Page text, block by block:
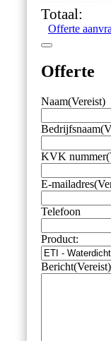
130
mm
–
aantal
Totaal:
Offerte
Offerte
Naam(Vereist)
Bedrijfsnaam
KVK nummer
E-mailadres
Telefoon
Product:
Bericht(Vereist)